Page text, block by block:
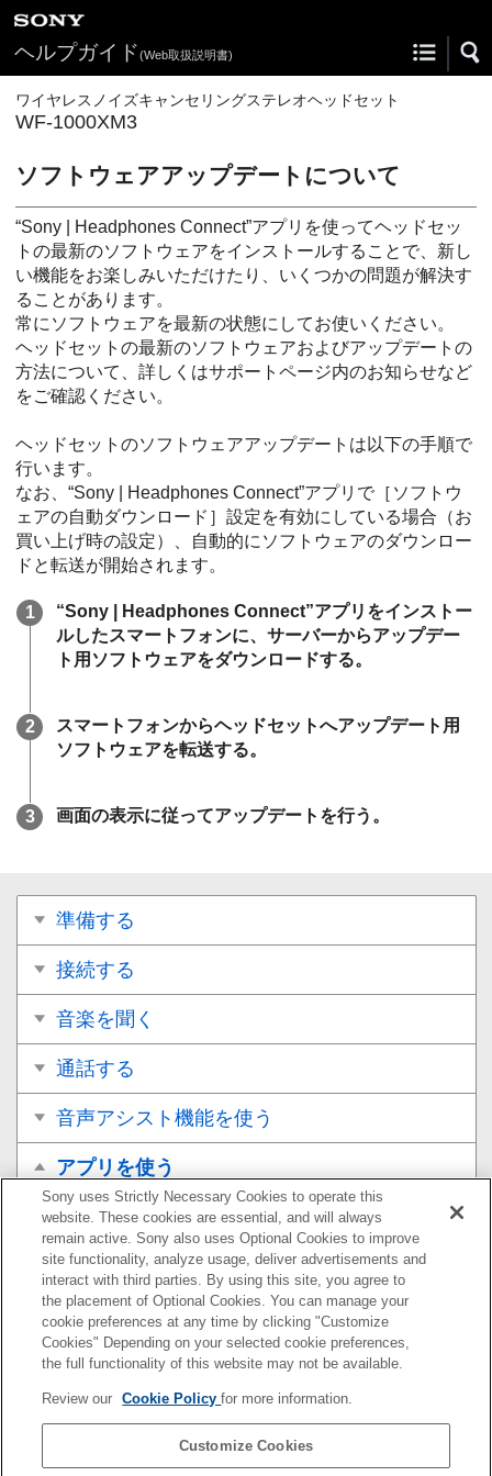
ヘルプガイド(Web取扱説明書)
ワイヤレスノイズキャンセリングステレオヘッドセット
WF-1000XM3
ソフトウェアアップデートについて
“Sony | Headphones Connect”アプリを使ってヘッドセッ
トの最新のソフトウェアをインストールすることで、新し
い機能をお楽しみいただけたり、いくつかの問題が解決す
ることがあります。
常にソフトウェアを最新の状態にしてお使いください。
ヘッドセットの最新のソフトウェアおよびアップデートの
方法について、詳しくはサポートページ内のお知らせなど
をご確認ください。
ヘッドセットのソフトウェアアップデートは以下の手順で
行います。
なお、“Sony | Headphones Connect”アプリで［ ソフトウ
ェアの自動ダウンロード ］設定を有効にしている場合（お
買い上げ時の設定）、自動的にソフトウェアのダウンロー
ドと転送が開始されます。
“Sony | Headphones Connect”アプリをインストー
ルしたスマートフォンに、サーバーからアップデー
ト用ソフトウェアをダウンロードする。
スマートフォンからヘッドセットへアップデート用
ソフトウェアを転送する。
画面の表示に従ってアップデートを行う。
準備する
接続する
音楽を聞く
通話する
音声アシスト機能を使う
アプリを使う
“Sony | Headphones Connect ”アプリでできること
“Sony | Headphones Connect”アプリをインストー
ルする
Sony | Headphones Connect
”アプリからサポート
情報を見る
ソフトウェアアップデートについて
Sony uses Strictly Necessary Cookies to operate this
website. These cookies are essential, and will always
remain active. Sony also uses Optional Cookies to improve
site functionality, analyze usage, deliver advertisements and
interact with third parties. By using this site, you agree to
the placement of Optional Cookies. You can manage your
cookie preferences at any time by clicking "Customize
Cookies" Depending on your selected cookie preferences,
the full functionality of this website may not be available.
Review our Cookie Policyfor more information.
Customize Cookies